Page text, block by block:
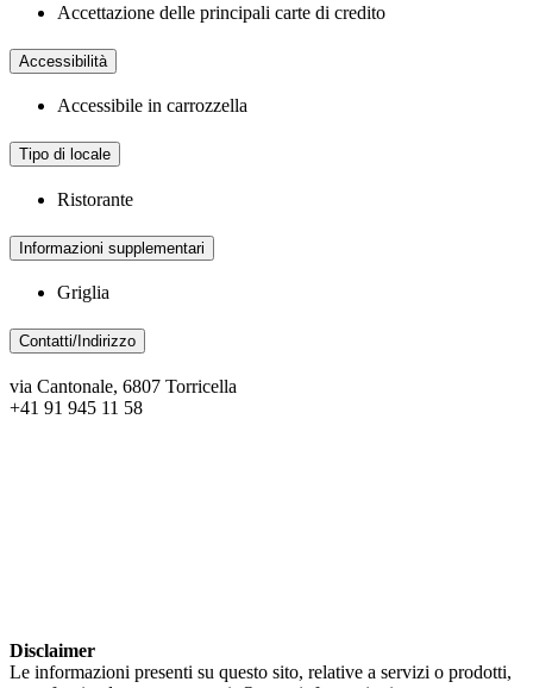
Accettazione delle principali carte di credito
Accessibilità
Accessibile in carrozzella
Tipo di locale
Ristorante
Informazioni supplementari
Griglia
Contatti/Indirizzo
via Cantonale, 6807 Torricella
+41 91 945 11 58
Disclaimer
Le informazioni presenti su questo sito, relative a servizi o prodotti,